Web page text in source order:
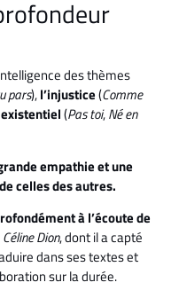
des thèmes
pars),l’injustice(Comme
(Pas toi,Né en
empathie et une
celles des autres.
à l’écoute de
Céline Dion, dont il a capté
dans ses textes et
sur la durée.